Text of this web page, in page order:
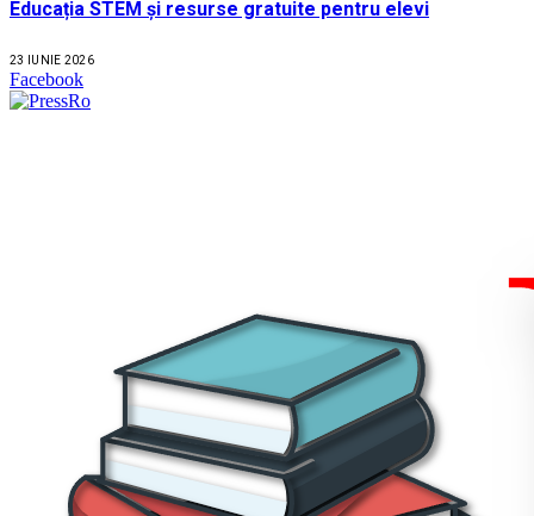
Educația STEM și resurse gratuite pentru elevi
23 IUNIE 2026
Facebook